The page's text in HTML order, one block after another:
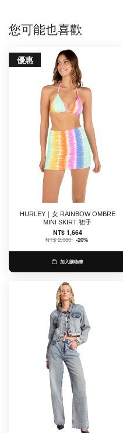
您可能也喜歡
優惠
HURLEY｜女 RAINBOW OMBRE
MINI SKIRT 裙子
NT$ 1,664
NT$ 2,080 -20%
加入購物車